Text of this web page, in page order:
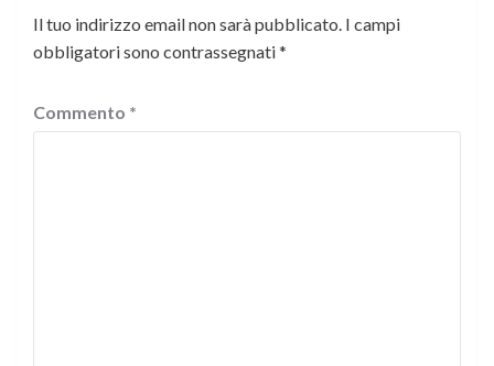
Il tuo indirizzo email non sarà pubblicato. I campi
obbligatori sono contrassegnati*
Commento *